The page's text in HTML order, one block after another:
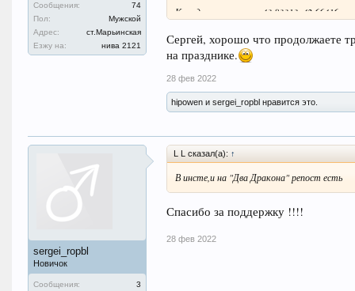
Сообщения:
74
Пол:
Мужской
Адрес:
ст.Марьинская
Езжу на:
нива 2121
Координаты поляны 43.83313, 42.66416
В помощь для организации праздника ищем
С. Будем благодарны каждому рублю.
Репост приветствуется !!!!
Сергей, хорошо что
на празднике.
28 фев 2022
hipowen и sergei_ropbl нравится это.
sergei_ropbl
Новичок
Сообщения:
3
L L сказал(а): ↑
В инсте,и на "Два Дракона" репост есть
Спасибо за поддержку !!!!
28 фев 2022